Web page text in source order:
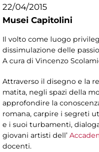
22/04/2015
Musei Capitolini
Il volto come luogo
dissimulazione delle
A cura di Vincenzo
Attraverso il disegno e la
matita, negli spazi della
approfondire la
romana, carpire i segreti
e i suoi turbamenti,
giovani artisti dell’
docenti.